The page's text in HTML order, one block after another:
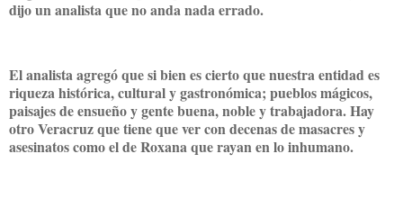
dijo un analista que no anda nada errado.
El analista agregó que si bien es cierto que nuestra entidad es
riqueza histórica, cultural y gastronómica; pueblos mágicos,
paisajes de ensueño y gente buena, noble y trabajadora. Hay
otro Veracruz que tiene que ver con decenas de masacres y
asesinatos como el de Roxana que rayan en lo inhumano.